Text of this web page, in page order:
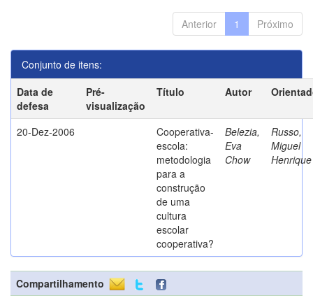
Anterior 1 Próximo
Conjunto de itens:
Data de
defesa
Pré-
visualização
Título Autor
20-Dez-2006
Cooperativa-
escola:
metodologia
para a
construção
de uma
cultura
escolar
cooperativa?
Belezia,
Eva
Chow
Russo,
Miguel
Henrique
Compartilhamento